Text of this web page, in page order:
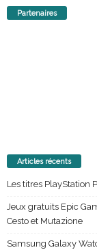
Partenaires
Articles récents
Les titres PlayStation
Jeux gratuits Epic
Cesto et Mutazione
Samsung Galaxy